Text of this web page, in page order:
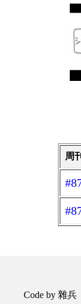
周
Code by 雜兵